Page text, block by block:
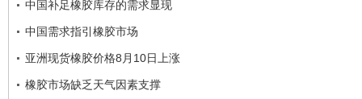
中国补足橡胶库存的需求显现
中国需求指引橡胶市场
亚洲现货橡胶价格8月10日上涨
橡胶市场缺乏天气因素支撑